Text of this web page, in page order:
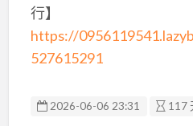
行】
https://
527615291
2026-06-06 23:31 117